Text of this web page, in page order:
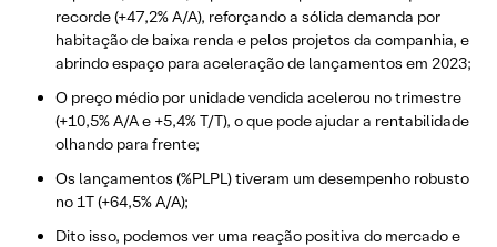
recorde (+47,2% A/A), reforçando a sólida demanda por
habitação de baixa renda e pelos projetos da companhia, e
abrindo espaço para aceleração de lançamentos em 2023;
O preço médio por unidade vendida acelerou no trimestre
(+10,5% A/A e +5,4% T/T), o que pode ajudar a rentabilidade
olhando para frente;
Os lançamentos (%PLPL) tiveram um desempenho robusto
no 1T (+64,5% A/A);
Dito isso, podemos ver uma reação positiva do mercado e